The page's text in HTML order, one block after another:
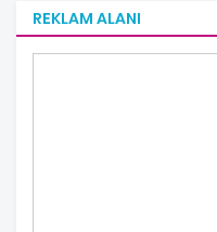
REKLAM ALANI